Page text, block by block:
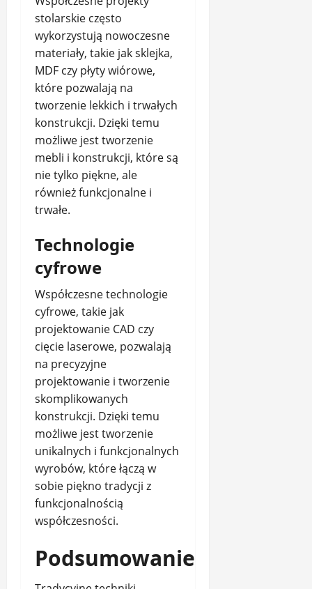
stolarskie często
wykorzystują nowoczesne
materiały, takie jak sklejka,
MDF czy płyty wiórowe,
które pozwalają na
tworzenie lekkich i trwałych
konstrukcji. Dzięki temu
możliwe jest tworzenie
mebli i konstrukcji, które są
nie tylko piękne, ale
również funkcjonalne i
trwałe.
Technologie
cyfrowe
Współczesne technologie
cyfrowe, takie jak
projektowanie CAD czy
cięcie laserowe, pozwalają
na precyzyjne
projektowanie i tworzenie
skomplikowanych
konstrukcji. Dzięki temu
możliwe jest tworzenie
unikalnych i funkcjonalnych
wyrobów, które łączą w
sobie piękno tradycji z
funkcjonalnością
współczesności.
Podsumowanie